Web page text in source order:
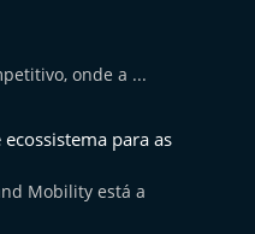
onde a ...
para as
Mobility está a